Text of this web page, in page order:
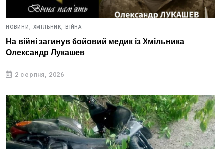
НОВИНИ, ХМІЛЬНИК, ВІЙНА
На війні загинув бойовий медик із Хмільника
Олександр Лукашев
2 серпня, 2026